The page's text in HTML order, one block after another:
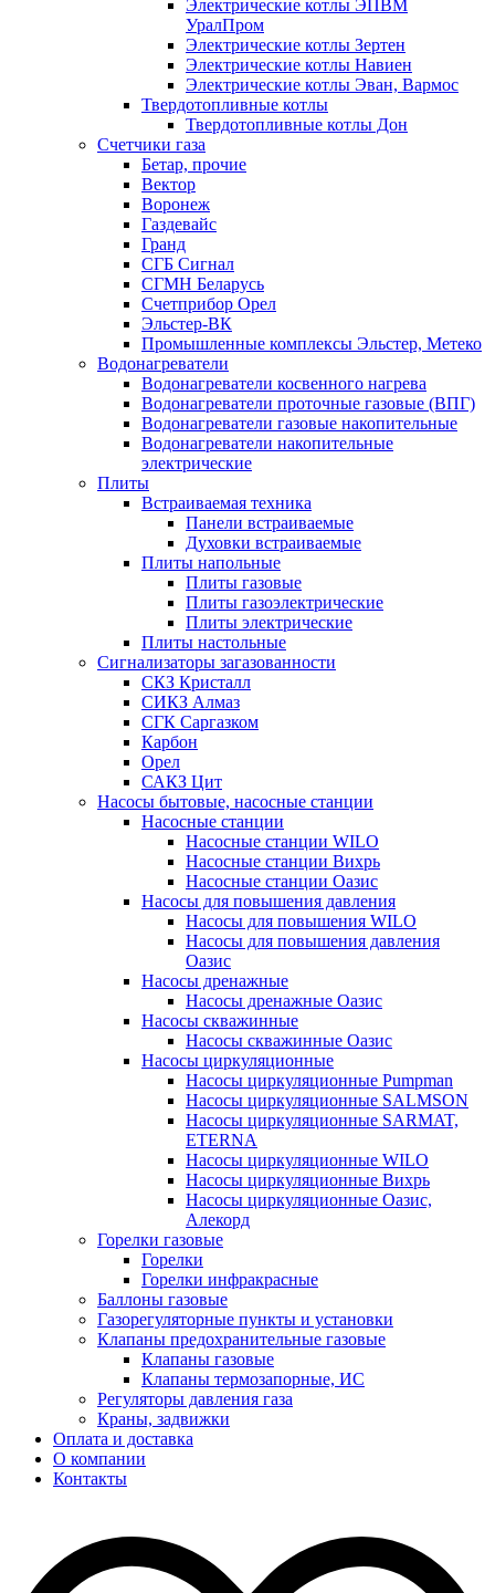
Электрические котлы ЭПВМ
УралПром
Электрические котлы Зертен
Электрические котлы Навиен
Электрические котлы Эван, Вармос
Твердотопливные котлы
Твердотопливные котлы Дон
Счетчики газа
Бетар, прочие
Вектор
Воронеж
Газдевайс
Гранд
СГБ Сигнал
СГМН Беларусь
Счетприбор Орел
Эльстер-ВК
Промышленные комплексы Эльстер, Метеко
Водонагреватели
Водонагреватели косвенного нагрева
Водонагреватели проточные газовые (ВПГ)
Водонагреватели газовые накопительные
Водонагреватели накопительные
электрические
Плиты
Встраиваемая техника
Панели встраиваемые
Духовки встраиваемые
Плиты напольные
Плиты газовые
Плиты газоэлектрические
Плиты электрические
Плиты настольные
Сигнализаторы загазованности
СКЗ Кристалл
СИКЗ Алмаз
СГК Саргазком
Карбон
Орел
САКЗ Цит
Насосы бытовые, насосные станции
Насосные станции
Насосные станции WILO
Насосные станции Вихрь
Насосные станции Оазис
Насосы для повышения давления
Насосы для повышения WILO
Насосы для повышения давления
Оазис
Насосы дренажные
Насосы дренажные Оазис
Насосы скважинные
Насосы скважинные Оазис
Насосы циркуляционные
Насосы циркуляционные Pumpman
Насосы циркуляционные SALMSON
Насосы циркуляционные SARMAT,
ETERNA
Насосы циркуляционные WILO
Насосы циркуляционные Вихрь
Насосы циркуляционные Оазис,
Алекорд
Горелки газовые
Горелки
Горелки инфракрасные
Баллоны газовые
Газорегуляторные пункты и установки
Клапаны предохранительные газовые
Клапаны газовые
Клапаны термозапорные, ИС
Регуляторы давления газа
Краны, задвижки
Оплата и доставка
О компании
Контакты